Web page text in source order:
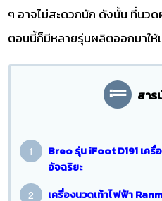
ๆ อาจไม่สะดวกนัก ดังนั้น ที่นวด
ตอนนี้ก็มีหลายรุ่นผลิตออกมาให้
สา
Breo รุ่น iFoot D191 เค
อัจฉริยะ
เครื่องนวดเท้าไฟฟ้า